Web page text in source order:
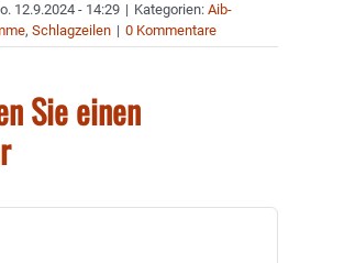
12.9.2024 - 14:29 | Kategorien: Aib-
, Schlagzeilen | 0 Kommentare
Sie einen